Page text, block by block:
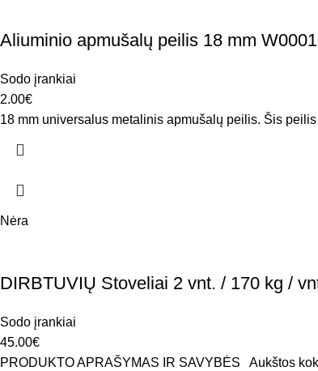
Aliuminio apmušalų peilis 18 mm
Sodo įrankiai
2.00€
18 mm universalus metalinis apmušalų peilis. Šis
Nėra
DIRBTUVIŲ Stoveliai 2 vnt. / 170 kg /
Sodo įrankiai
45.00€
PRODUKTO APRAŠYMAS IR SAVYBĖS Aukštos